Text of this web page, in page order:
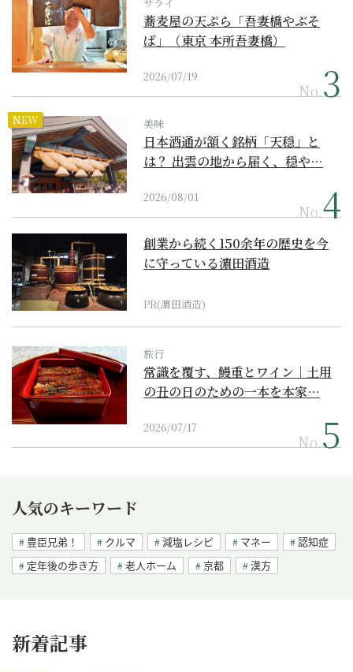
蕎麦屋の天ぷら「吾妻橋やぶそ
ば」（東京 本所吾妻橋）
2026/07/19
No.
NEW 美味
日本酒通が頷く銘柄「天穏」と
は？ 出雲の地から届く、穏や…
2026/08/01
No.
創業から続く150余年の歴史を今
に守っている濵田酒造
PR(濵田酒造)
旅行
常識を覆す、鰻重とワイン｜土用
の丑の日のための一本を本家…
2026/07/17
No.
人気のキーワード
豊臣兄弟！ クルマ 減塩レシピ マネー
認知症
定年後の歩き方
老人ホーム 京都 漢方
新着記事